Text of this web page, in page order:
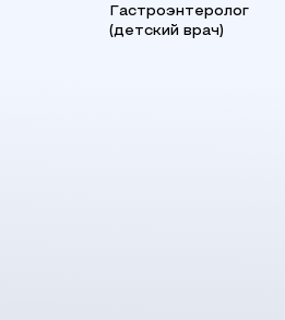
Гастроэнтеролог
(детский врач)